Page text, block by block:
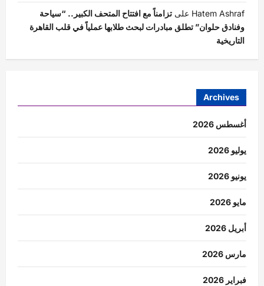
Hatem Ashraf على تزامناً مع افتتاح المتحف الكبير.. “سياحة
وفنادق حلوان” تطلق مبادرات لبحث طلابها عملياً في قلب القاهرة
التاريخية
Archives
أغسطس 2026
يوليو 2026
يونيو 2026
مايو 2026
أبريل 2026
مارس 2026
فبراير 2026